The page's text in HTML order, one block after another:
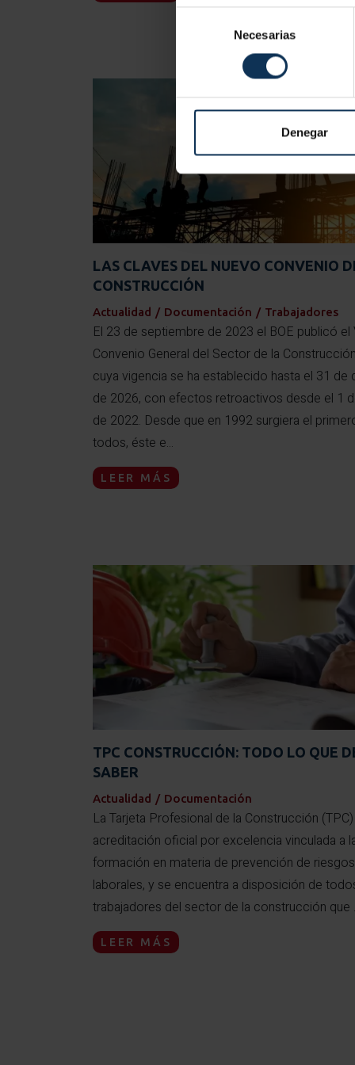
consentimiento
Necesarias
Denegar
LAS CLAVES DEL NUEVO CONVENIO
CONSTRUCCIÓN
Actualidad / Documentación / Trabajadores
El 23 de septiembre de 2023 el BOE publicó el
Convenio General del Sector de la
cuya vigencia se ha establecido hasta el 31 de
de 2026, con efectos retroactivos desde el 1
de 2022. Desde que en 1992 surgiera el
todos, éste e...
LEER MÁS
TPC CONSTRUCCIÓN: TODO LO QUE
SABER
Actualidad / Documentación
La Tarjeta Profesional de la Construcción
acreditación oficial por excelencia vinculada a
formación en materia de prevención de riesgos
laborales, y se encuentra a disposición de
trabajadores del sector de la construcción que
LEER MÁS